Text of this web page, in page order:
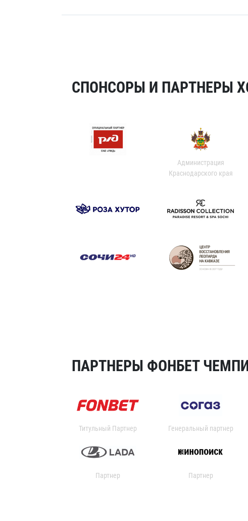
СПОНСОРЫ И ПАРТНЕРЫ
Администрация
Краснодарского края
ПАРТНЕРЫ ФОНБЕТ
Титульный Партнер Генеральный партнер
Партнер Партнер